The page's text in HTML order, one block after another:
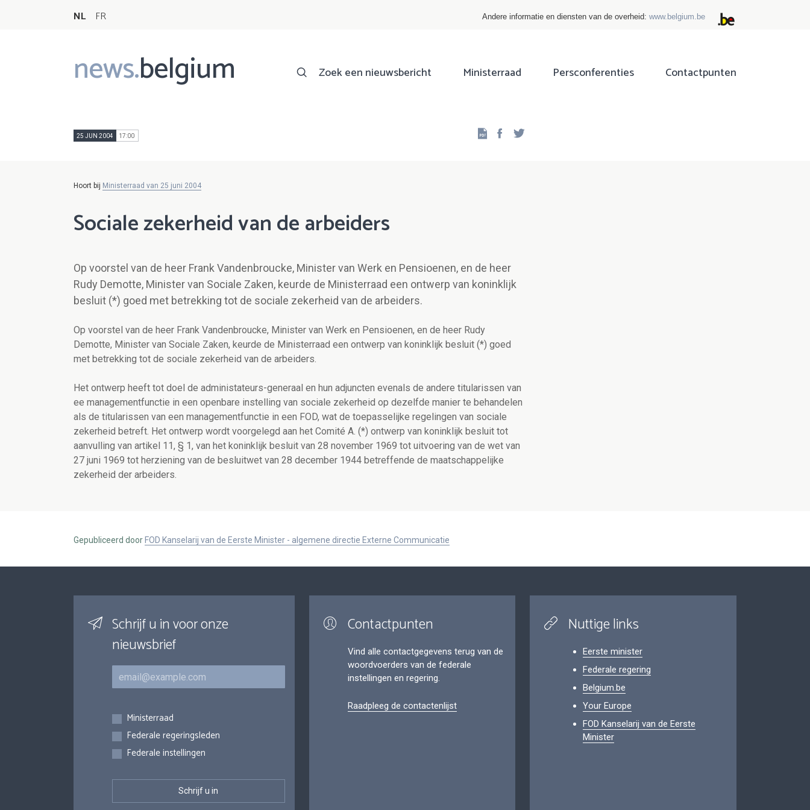
NL FR Andere informatie en diensten van de overheid: www.belgium.be
news.belgium
Main
navigation
Zoek een nieuwsbericht Ministerraad Persconferenties Contactpunten
25 JUN 2004 17:00 Facebook
Hoort bij Ministerraad van 25 juni 2004
Sociale zekerheid van de arbeiders
Op voorstel van de heer Frank Vandenbroucke, Minister van Werk en Pensioenen, en de heer
Rudy Demotte, Minister van Sociale Zaken, keurde de Ministerraad een ontwerp van koninklijk
besluit (*) goed met betrekking tot de sociale zekerheid van de arbeiders.
Op voorstel van de heer Frank Vandenbroucke, Minister van Werk en Pensioenen, en de heer Rudy
Demotte, Minister van Sociale Zaken, keurde de Ministerraad een ontwerp van koninklijk besluit (*) goed
met betrekking tot de sociale zekerheid van de arbeiders.
Het ontwerp heeft tot doel de administateurs-generaal en hun adjuncten evenals de andere titularissen van
ee managementfunctie in een openbare instelling van sociale zekerheid op dezelfde manier te behandelen
als de titularissen van een managementfunctie in een FOD, wat de toepasselijke regelingen van sociale
zekerheid betreft. Het ontwerp wordt voorgelegd aan het Comité A. (*) ontwerp van koninklijk besluit tot
aanvulling van artikel 11, § 1, van het koninklijk besluit van 28 november 1969 tot uitvoering van de wet van
27 juni 1969 tot herziening van de besluitwet van 28 december 1944 betreffende de maatschappelijke
zekerheid der arbeiders.
Gepubliceerd door FOD Kanselarij van de Eerste Minister - algemene directie Externe Communicatie
Schrijf u in voor onze
nieuwsbrief
E-mail
Inschrijvingen
Ministerraad
Federale regeringsleden
Federale instellingen
Contactpunten
Vind alle contactgegevens terug van de
woordvoerders van de federale
instellingen en regering.
Raadpleeg de contactenlijst
Nuttige links
Eerste minister
Federale regering
Belgium.be
Your Europe
FOD Kanselarij van de Eerste
Minister